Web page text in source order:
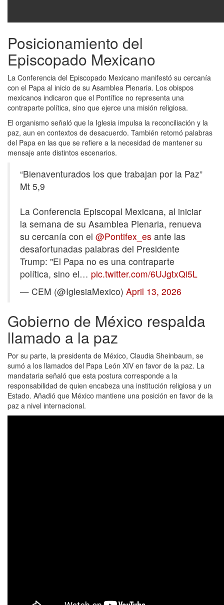
Posicionamiento del
Episcopado Mexicano
La Conferencia del Episcopado Mexicano manifestó su cercanía
con el Papa al inicio de su Asamblea Plenaria. Los obispos
mexicanos indicaron que el Pontífice no representa una
contraparte política, sino que ejerce una misión religiosa.
El organismo señaló que la Iglesia impulsa la reconciliación y la
paz, aun en contextos de desacuerdo. También retomó palabras
del Papa en las que se refiere a la necesidad de mantener su
mensaje ante distintos escenarios.
“Bienaventurados los que trabajan por la Paz”
Mt 5,9
La Conferencia Episcopal Mexicana, al iniciar
la semana de su Asamblea Plenaria, renueva
su cercanía con el @Pontifex_es ante las
desafortunadas palabras del Presidente
Trump: "El Papa no es una contraparte
política, sino el… pic.twitter.com/6UJgtxQi5L
— CEM (@IglesiaMexico) April 13, 2026
Gobierno de México respalda
llamado a la paz
Por su parte, la presidenta de México, Claudia Sheinbaum, se
sumó a los llamados del Papa León XIV en favor de la paz. La
mandataria señaló que esta postura corresponde a la
responsabilidad de quien encabeza una institución religiosa y un
Estado. Añadió que México mantiene una posición en favor de la
paz a nivel internacional.